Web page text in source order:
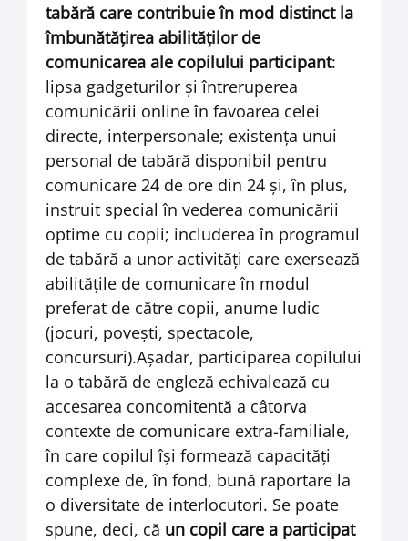
tabără care contribuie în mod distinct la
îmbunătăţirea abilităţilor de
comunicarea ale copilului participant:
lipsa gadgeturilor şi întreruperea
comunicării online în favoarea celei
directe, interpersonale; existenţa unui
personal de tabără disponibil pentru
comunicare 24 de ore din 24 şi, în plus,
instruit special în vederea comunicării
optime cu copii; includerea în programul
de tabără a unor activităţi care exersează
abilităţile de comunicare în modul
preferat de către copii, anume ludic
(jocuri, poveşti, spectacole,
concursuri).Aşadar, participarea copilului
la o tabără de engleză echivalează cu
accesarea concomitentă a câtorva
contexte de comunicare extra-familiale,
în care copilul îşi formează capacităţi
complexe de, în fond, bună raportare la
o diversitate de interlocutori. Se poate
spune, deci, că un copil care a participat